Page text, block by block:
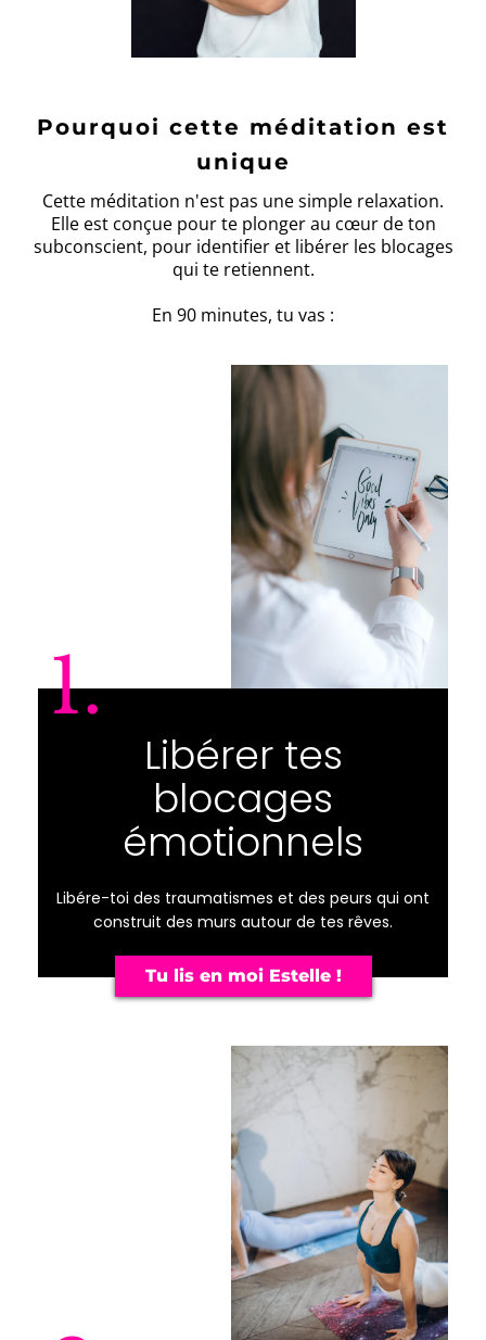
Pourquoi cette méditation est
unique
Cette méditation n'est pas une simple relaxation.
Elle est conçue pour te plonger au cœur de ton
subconscient, pour identifier et libérer les blocages
qui te retiennent.
En 90 minutes, tu vas :
1.
Libérer tes
blocages
émotionnels
Libére-toi des traumatismes et des peurs qui ont
construit des murs autour de tes rêves.
Tu lis en moi Estelle !